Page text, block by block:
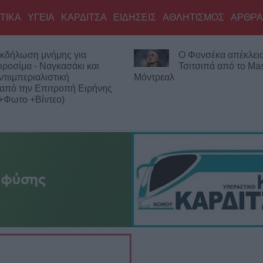
ΥΓΕΙΑ ΚΑΡΔΙΤΣΑ ΕΙΔΗΣΕΙΣ ΑΘΛΗΤΙΣΜΟΣ ΑΡΘΡΑ
Ο Φονσέκα απέκλεισε τον
Τσιτσιπά από το Masters του
Μόντρεαλ